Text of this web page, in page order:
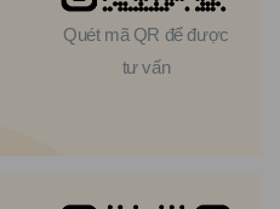
Quét mã QR để được
tư vấn